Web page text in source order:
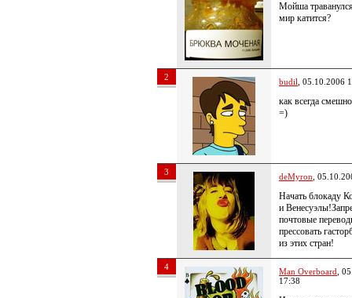
Мойша
мир катится?
2 budil , 05.10.2006
как всегда
=)
3 deMyron ,
Начать блокаду
и
почтовые
прессовать
из этих стран!
4 Man Overboard ,
17:38